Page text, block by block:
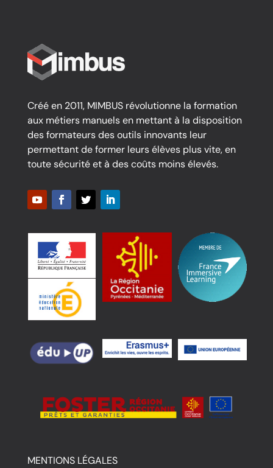
Créé en 2011, MIMBUS révolutionne la formation
aux métiers manuels en mettant à la disposition
des formateurs des outils innovants leur
permettant de former leurs élèves plus vite, en
toute sécurité et à des coûts moins élevés.
MENTIONS LÉGALES